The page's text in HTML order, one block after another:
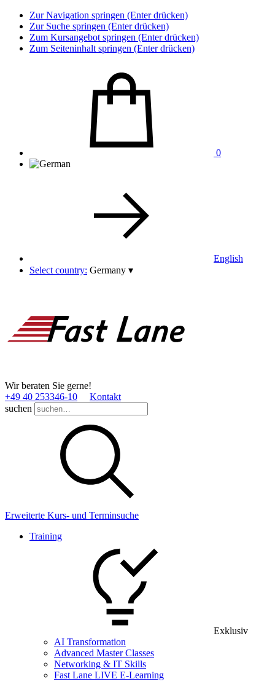
Zur Navigation springen (Enter drücken)
Zur Suche springen (Enter drücken)
Zum Kursangebot springen (Enter drücken)
Zum Seiteninhalt springen (Enter drücken)
0
English
Select country: Germany ▾
Wir beraten Sie gerne!
+49 40 253346­-10
Kontakt
suchen
Erweiterte Kurs- und Terminsuche
Training
Exklusiv
AI Transformation
Advanced Master Classes
Networking & IT Skills
Fast Lane LIVE E-Learning